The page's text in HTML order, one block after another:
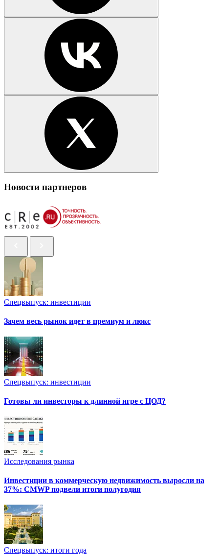
Новости партнеров
Спецвыпуск: инвестиции
Зачем весь рынок идет в премиум и люкс
Спецвыпуск: инвестиции
Готовы ли инвесторы к длинной игре с ЦОД?
Исследования рынка
Инвестиции в коммерческую недвижимость выросли на
37%: CMWP подвели итоги полугодия
Спецвыпуск: итоги года